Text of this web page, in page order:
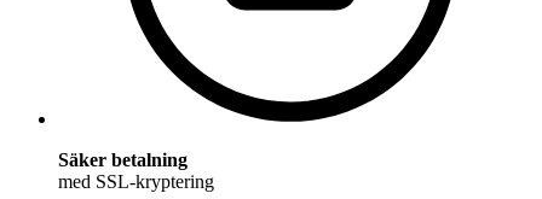
Säker betalning
med SSL-kryptering